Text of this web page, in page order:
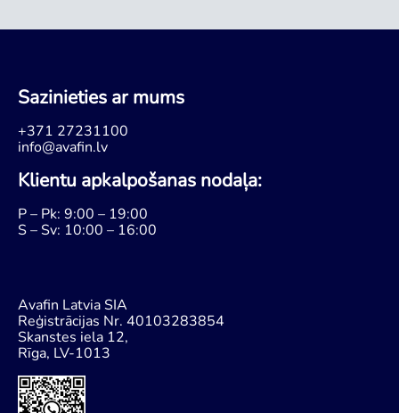
Sazinieties ar mums
+371 27231100
info@avafin.lv
Klientu apkalpošanas nodaļa:
P – Pk: 9:00 – 19:00
S – Sv: 10:00 – 16:00
Avafin Latvia SIA
Reģistrācijas Nr. 40103283854
Skanstes iela 12,
Rīga, LV-1013